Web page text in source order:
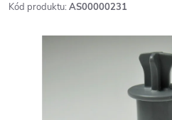
Kód produktu: AS00000231